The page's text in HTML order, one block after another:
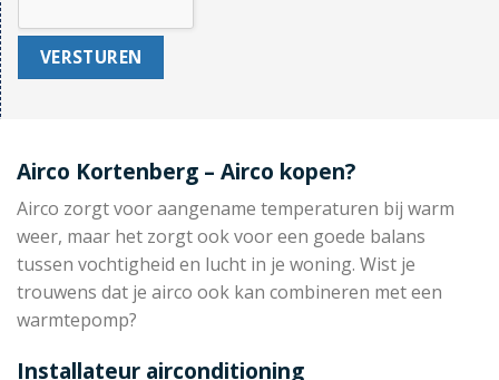
Airco Kortenberg – Airco kopen?
Airco zorgt voor aangename temperaturen bij warm
weer, maar het zorgt ook voor een goede balans
tussen vochtigheid en lucht in je woning. Wist je
trouwens dat je airco ook kan combineren met een
warmtepomp?
Installateur airconditioning